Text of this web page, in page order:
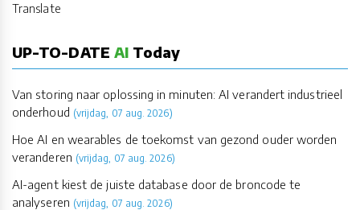
Translate
UP-TO-DATE AI Today
Van storing naar oplossing in minuten: AI verandert industrieel
onderhoud (vrijdag, 07 aug. 2026)
Hoe AI en wearables de toekomst van gezond ouder worden
veranderen (vrijdag, 07 aug. 2026)
AI-agent kiest de juiste database door de broncode te
analyseren (vrijdag, 07 aug. 2026)